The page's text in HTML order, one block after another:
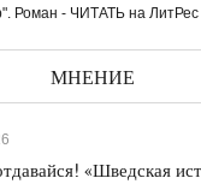
Роман - ЧИТАТЬ на ЛитРес
МНЕНИЕ
«Шведская